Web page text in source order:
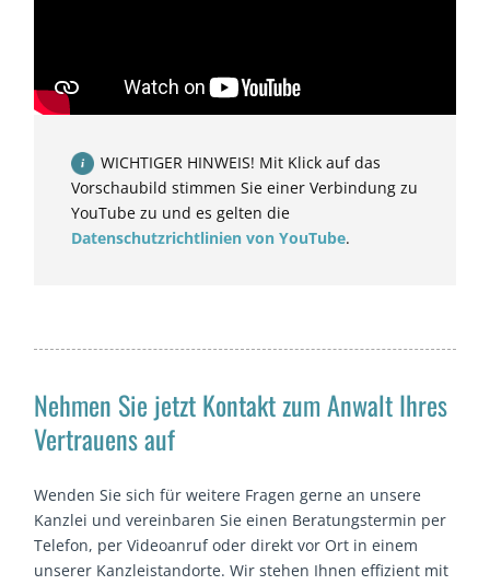
WICHTIGER HINWEIS! Mit Klick auf das
Vorschaubild stimmen Sie einer Verbindung zu
YouTube zu und es gelten die
Datenschutzrichtlinien von YouTube.
Nehmen Sie jetzt Kontakt zum Anwalt Ihres
Vertrauens auf
Wenden Sie sich für weitere Fragen gerne an unsere
Kanzlei und vereinbaren Sie einen Beratungstermin per
Telefon, per Videoanruf oder direkt vor Ort in einem
unserer Kanzleistandorte. Wir stehen Ihnen effizient mit